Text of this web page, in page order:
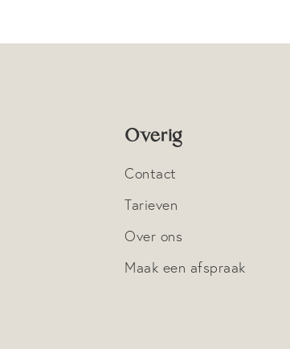
Overig
Contact
Tarieven
Over ons
Maak een afspraak